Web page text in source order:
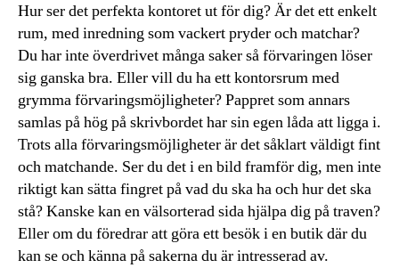
Hur ser det perfekta kontoret ut för dig? Är det ett enkelt
rum, med inredning som vackert pryder och matchar?
Du har inte överdrivet många saker så förvaringen löser
sig ganska bra. Eller vill du ha ett kontorsrum med
grymma förvaringsmöjligheter? Pappret som annars
samlas på hög på skrivbordet har sin egen låda att ligga i.
Trots alla förvaringsmöjligheter är det såklart väldigt fint
och matchande. Ser du det i en bild framför dig, men inte
riktigt kan sätta fingret på vad du ska ha och hur det ska
stå? Kanske kan en välsorterad sida hjälpa dig på traven?
Eller om du föredrar att göra ett besök i en butik där du
kan se och känna på sakerna du är intresserad av.